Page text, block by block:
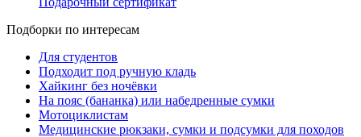
Подборки по интересам
Для студентов
Подходит под ручную кладь
Хайкинг без ночёвки
На пояс (бананка) или набедренные сумки
Мотоциклистам
Медицинские рюкзаки, сумки и подсумки для походов